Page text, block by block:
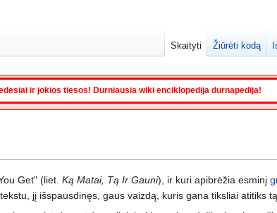
ir jokios tiesos! Durniausia wiki enciklopedija durnapedija!
Get" (liet. Ką Matai, Tą Ir Gauni), ir kuri apibrėžia esminį
jį išspausdinęs, gaus vaizdą, kuris gana tiksliai atitiks
Skaityti Žiūrėti kodą